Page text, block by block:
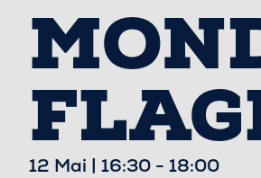
12 Mai | 16:30 - 18:00